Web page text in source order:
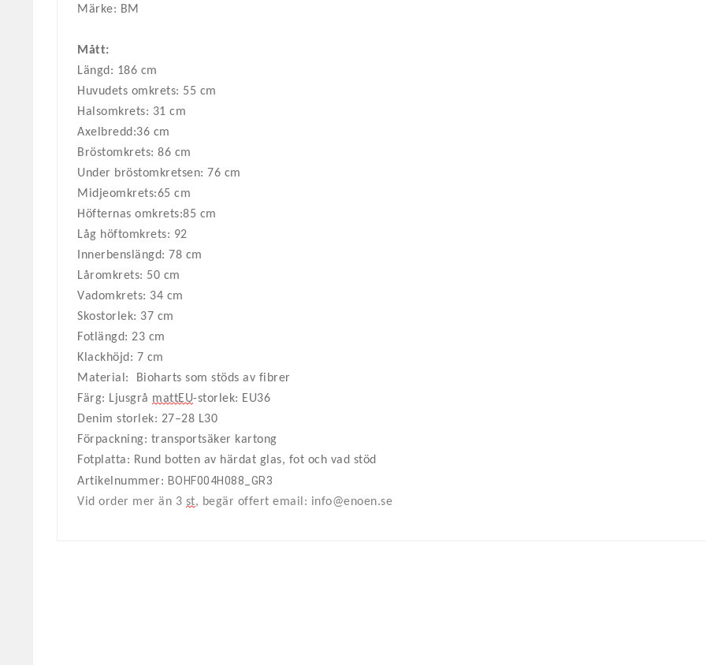
Märke: BM
Mått:
Längd: 186 cm
Huvudets omkrets: 55 cm
Halsomkrets: 31 cm
Axelbredd:36 cm
Bröstomkrets: 86 cm
Under bröstomkretsen: 76 cm
Midjeomkrets:65 cm
Höfternas omkrets:85 cm
Låg höftomkrets: 92
Innerbenslängd: 78 cm
Låromkrets: 50 cm
Vadomkrets: 34 cm
Skostorlek: 37 cm
Fotlängd: 23 cm
Klackhöjd: 7 cm
Material: Bioharts som stöds av fibrer
Färg: Ljusgrå mattEU-storlek: EU36
Denim storlek: 27–28 L30
Förpackning: transportsäker kartong
Fotplatta: Rund botten av härdat glas, fot och vad stöd
Artikelnummer: BOHF004H088_GR3
Vid order mer än 3 st, begär offert email: info@enoen.se